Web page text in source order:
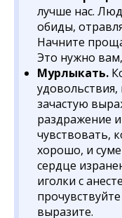
лучше нас.
обиды,
Начните
Это нужно
Мурлыкать.
зачастую
раздражение
чувствовать,
хорошо, и
сердце
иголки с
выразите.